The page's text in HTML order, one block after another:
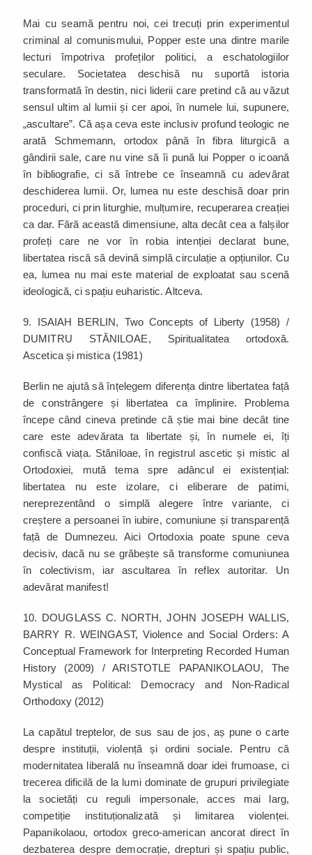
Mai cu seamă pentru noi, cei trecuți prin experimentul
criminal al comunismului, Popper este una dintre marile
lecturi împotriva profeților politici, a eschatologiilor
seculare. Societatea deschisă nu suportă istoria
transformată în destin, nici liderii care pretind că au văzut
sensul ultim al lumii și cer apoi, în numele lui, supunere,
„ascultare”. Că așa ceva este inclusiv profund teologic ne
arată Schmemann, ortodox până în fibra liturgică a
gândirii sale, care nu vine să îi pună lui Popper o icoană
în bibliografie, ci să întrebe ce înseamnă cu adevărat
deschiderea lumii. Or, lumea nu este deschisă doar prin
proceduri, ci prin liturghie, mulțumire, recuperarea creației
ca dar. Fără această dimensiune, alta decât cea a falșilor
profeți care ne vor în robia intenției declarat bune,
libertatea riscă să devină simplă circulație a opțiunilor. Cu
ea, lumea nu mai este material de exploatat sau scenă
ideologică, ci spațiu euharistic. Altceva.
9. ISAIAH BERLIN, Two Concepts of Liberty (1958) /
DUMITRU STĂNILOAE, Spiritualitatea ortodoxă.
Ascetica și mistica (1981)
Berlin ne ajută să înțelegem diferența dintre libertatea față
de constrângere și libertatea ca împlinire. Problema
începe când cineva pretinde că știe mai bine decât tine
care este adevărata ta libertate și, în numele ei, îți
confiscă viața. Stăniloae, în registrul ascetic și mistic al
Ortodoxiei, mută tema spre adâncul ei existențial:
libertatea nu este izolare, ci eliberare de patimi,
nereprezentând o simplă alegere între variante, ci
creștere a persoanei în iubire, comuniune și transparență
față de Dumnezeu. Aici Ortodoxia poate spune ceva
decisiv, dacă nu se grăbește să transforme comuniunea
în colectivism, iar ascultarea în reflex autoritar. Un
adevărat manifest!
10. DOUGLASS C. NORTH, JOHN JOSEPH WALLIS,
BARRY R. WEINGAST, Violence and Social Orders: A
Conceptual Framework for Interpreting Recorded Human
History (2009) / ARISTOTLE PAPANIKOLAOU, The
Mystical as Political: Democracy and Non-Radical
Orthodoxy (2012)
La capătul treptelor, de sus sau de jos, aș pune o carte
despre instituții, violență și ordini sociale. Pentru că
modernitatea liberală nu înseamnă doar idei frumoase, ci
trecerea dificilă de la lumi dominate de grupuri privilegiate
la societăți cu reguli impersonale, acces mai larg,
competiție instituționalizată și limitarea violenței.
Papanikolaou, ortodox greco-american ancorat direct în
dezbaterea despre democrație, drepturi și spațiu public,